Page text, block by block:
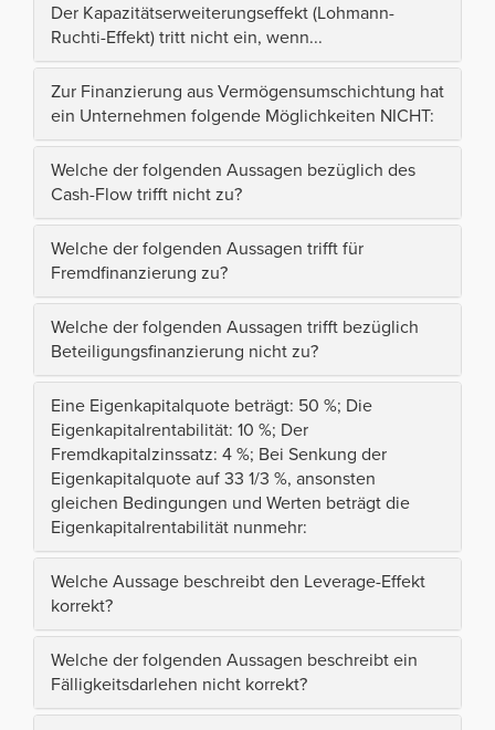
Der Kapazitätserweiterungseffekt (Lohmann-
Ruchti-Effekt) tritt nicht ein, wenn...
Zur Finanzierung aus Vermögensumschichtung hat
ein Unternehmen folgende Möglichkeiten NICHT:
Welche der folgenden Aussagen bezüglich des
Cash-Flow trifft nicht zu?
Welche der folgenden Aussagen trifft für
Fremdfinanzierung zu?
Welche der folgenden Aussagen trifft bezüglich
Beteiligungsfinanzierung nicht zu?
Eine Eigenkapitalquote beträgt: 50 %; Die
Eigenkapitalrentabilität: 10 %; Der
Fremdkapitalzinssatz: 4 %; Bei Senkung der
Eigenkapitalquote auf 33 1/3 %, ansonsten
gleichen Bedingungen und Werten beträgt die
Eigenkapitalrentabilität nunmehr:
Welche Aussage beschreibt den Leverage-Effekt
korrekt?
Welche der folgenden Aussagen beschreibt ein
Fälligkeitsdarlehen nicht korrekt?